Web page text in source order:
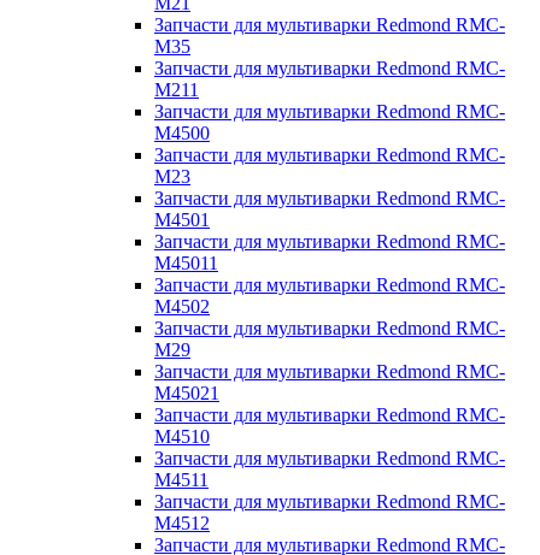
Запчасти для мультиварки Redmond RMC-
M35
Запчасти для мультиварки Redmond RMC-
M211
Запчасти для мультиварки Redmond RMC-
M4500
Запчасти для мультиварки Redmond RMC-
M23
Запчасти для мультиварки Redmond RMC-
M4501
Запчасти для мультиварки Redmond RMC-
M45011
Запчасти для мультиварки Redmond RMC-
M4502
Запчасти для мультиварки Redmond RMC-
M29
Запчасти для мультиварки Redmond RMC-
M45021
Запчасти для мультиварки Redmond RMC-
M4510
Запчасти для мультиварки Redmond RMC-
M4511
Запчасти для мультиварки Redmond RMC-
M4512
Запчасти для мультиварки Redmond RMC-